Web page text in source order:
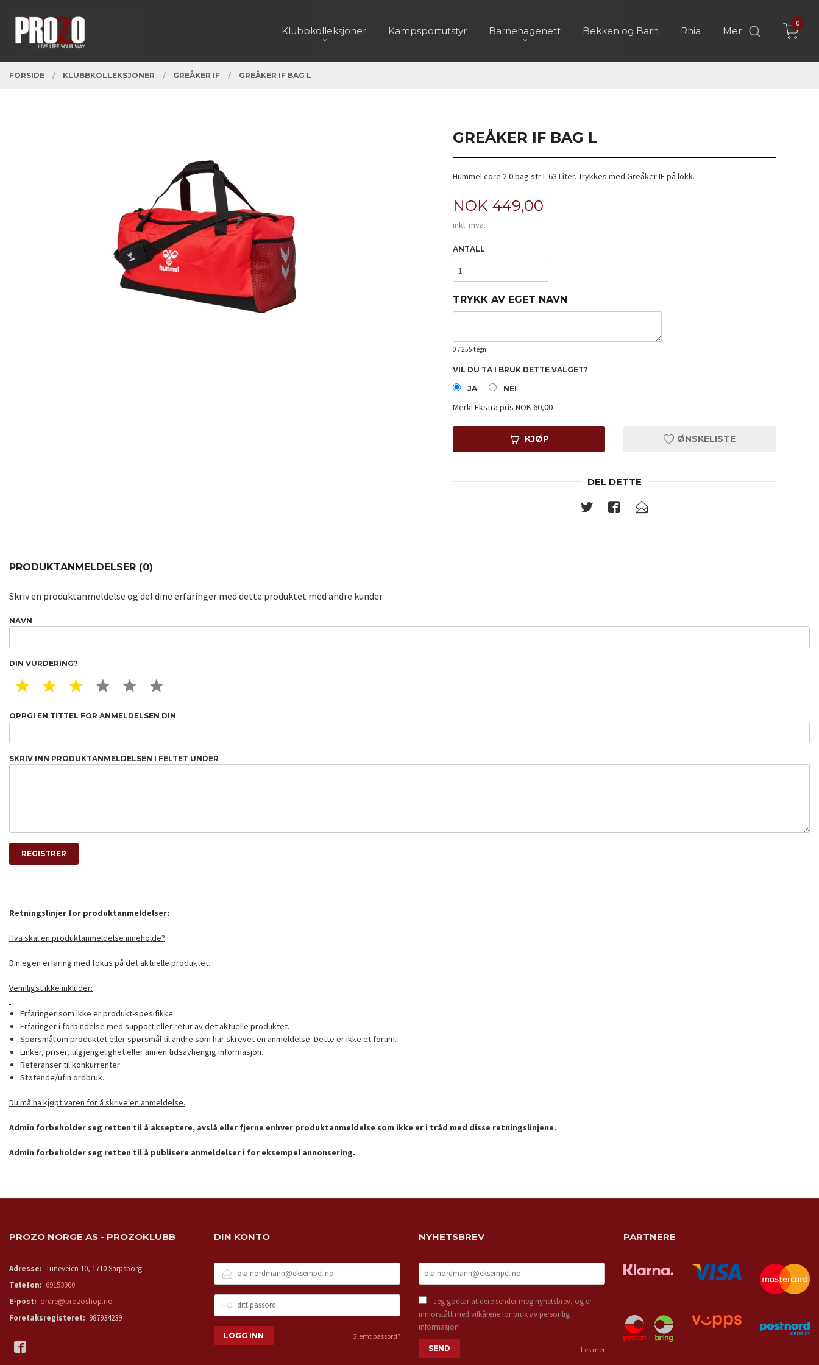
innholdet
PRODUKTER
Klubbkolleksjoner Kampsportutstyr Barnehagenett Bekken og Barn Rhia Mer
Lukk
0
FORSIDE KLUBBKOLLEKSJONER GREÅKER IF GREÅKER IF BAG L
GREÅKER IF BAG L
Hummel core 2.0 bag str L 63 Liter. Trykkes med Greåker IF på lokk.
Pris
NOK 449,00
inkl. mva.
ANTALL
TRYKK AV EGET NAVN
0 / 255 tegn
VIL DU TA I BRUK DETTE VALGET?
JA NEI
Merk! Ekstra pris NOK 60,00
KJØP ØNSKELISTE
DEL DETTE
PRODUKTANMELDELSER (0)
Skriv en produktanmeldelse og del dine erfaringer med dette produktet med andre kunder.
NAVN
DIN VURDERING?
1 STAR2 STAR3 STAR4 STAR5 STAR
OPPGI EN TITTEL FOR ANMELDELSEN DIN
SKRIV INN PRODUKTANMELDELSEN I FELTET UNDER
Retningslinjer for produktanmeldelser:
Hva skal en produktanmeldelse inneholde?
Din egen erfaring med fokus på det aktuelle produktet.
Vennligst ikke inkluder:
Erfaringer som ikke er produkt-spesifikke.
Erfaringer i forbindelse med support eller retur av det aktuelle produktet.
Spørsmål om produktet eller spørsmål til andre som har skrevet en anmeldelse. Dette er ikke et forum.
Linker, priser, tilgjengelighet eller annen tidsavhengig informasjon.
Referanser til konkurrenter
Støtende/ufin ordbruk.
Du må ha kjøpt varen for å skrive en anmeldelse.
Admin forbeholder seg retten til å akseptere, avslå eller fjerne enhver produktanmeldelse som ikke er i tråd med disse retningslinjene.
Admin forbeholder seg retten til å publisere anmeldelser i for eksempel annonsering.
PROZO NORGE AS - PROZOKLUBB
Adresse: Tuneveien 10, 1710 Sarpsborg
Telefon: 69153900
E-post: ordre@prozoshop.no
Foretaksregisteret: 987934239
DIN KONTO
E-
POSTADRESSE
DITT
PASSORD
Glemt passord?
NYHETSBREV
Jeg godtar at dere sender meg nyhetsbrev, og er
innforstått med vilkårene for bruk av personlig
informasjon
Les mer
PARTNERE